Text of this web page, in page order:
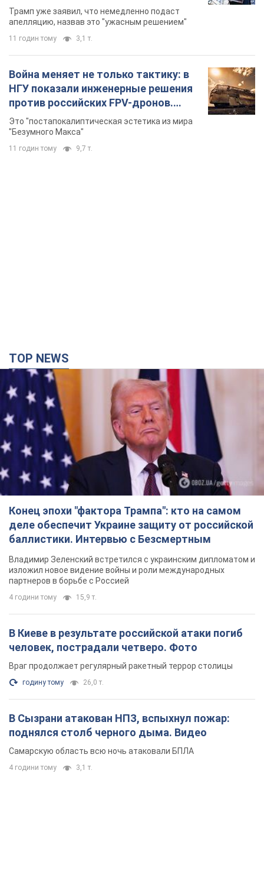
бального зала стоимостью 400 млн
долларов
Трамп уже заявил, что немедленно подаст
апелляцию, назвав это "ужасным решением"
11 годин тому 3,1 т.
Война меняет не только тактику: в
НГУ показали инженерные решения
против российских FPV-дронов.
Фото
Это "постапокалиптическая эстетика из мира
"Безумного Макса"
11 годин тому 9,7 т.
TOP NEWS
Конец эпохи "фактора Трампа": кто на самом
деле обеспечит Украине защиту от российской
баллистики. Интервью с Безсмертным
Владимир Зеленский встретился с украинским дипломатом и
изложил новое видение войны и роли международных
партнеров в борьбе с Россией
4 години тому 15,9 т.
В Киеве в результате российской атаки погиб
человек, пострадали четверо. Фото
Враг продолжает регулярный ракетный террор столицы
годину тому 26,0 т.
В Сызрани атакован НПЗ, вспыхнул пожар:
поднялся столб черного дыма. Видео
Самарскую область всю ночь атаковали БПЛА
4 години тому 3,1 т.